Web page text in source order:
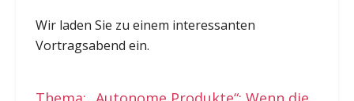
Wir laden Sie zu einem interessanten
Vortragsabend ein.